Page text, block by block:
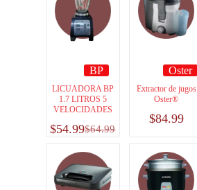
BP
LICUADORA BP
1.7 LITROS 5
VELOCIDADES
$64.99
$54.99
Oster
Extractor de jugos
Oster®
$84.99